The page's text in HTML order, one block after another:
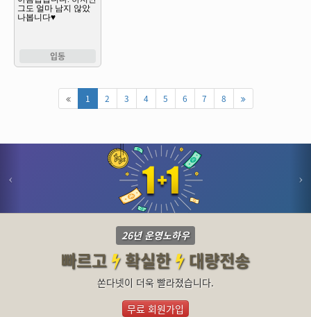
입동
1 2 3 4 5 6 7 8
26년 운영노하우
빠르고 확실한 대량전송
쏜다넷이 더욱 빨라졌습니다.
무료 회원가입